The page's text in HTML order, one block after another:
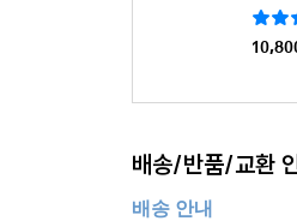
배송/반품/교환
배송 안내